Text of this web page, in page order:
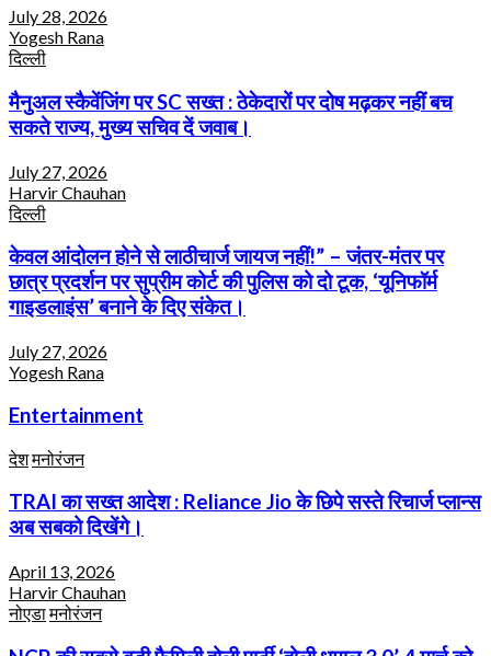
July 28, 2026
Yogesh Rana
दिल्ली
मैनुअल स्कैवेंजिंग पर SC सख्त : ठेकेदारों पर दोष मढ़कर नहीं बच
सकते राज्य, मुख्य सचिव दें जवाब।
July 27, 2026
Harvir Chauhan
दिल्ली
केवल आंदोलन होने से लाठीचार्ज जायज नहीं!” – जंतर-मंतर पर
छात्र प्रदर्शन पर सुप्रीम कोर्ट की पुलिस को दो टूक, ‘यूनिफॉर्म
गाइडलाइंस’ बनाने के दिए संकेत।
July 27, 2026
Yogesh Rana
Entertainment
देशमनोरंजन
TRAI का सख्त आदेश : Reliance Jio के छिपे सस्ते रिचार्ज प्लान्स
अब सबको दिखेंगे।
April 13, 2026
Harvir Chauhan
नोएडामनोरंजन